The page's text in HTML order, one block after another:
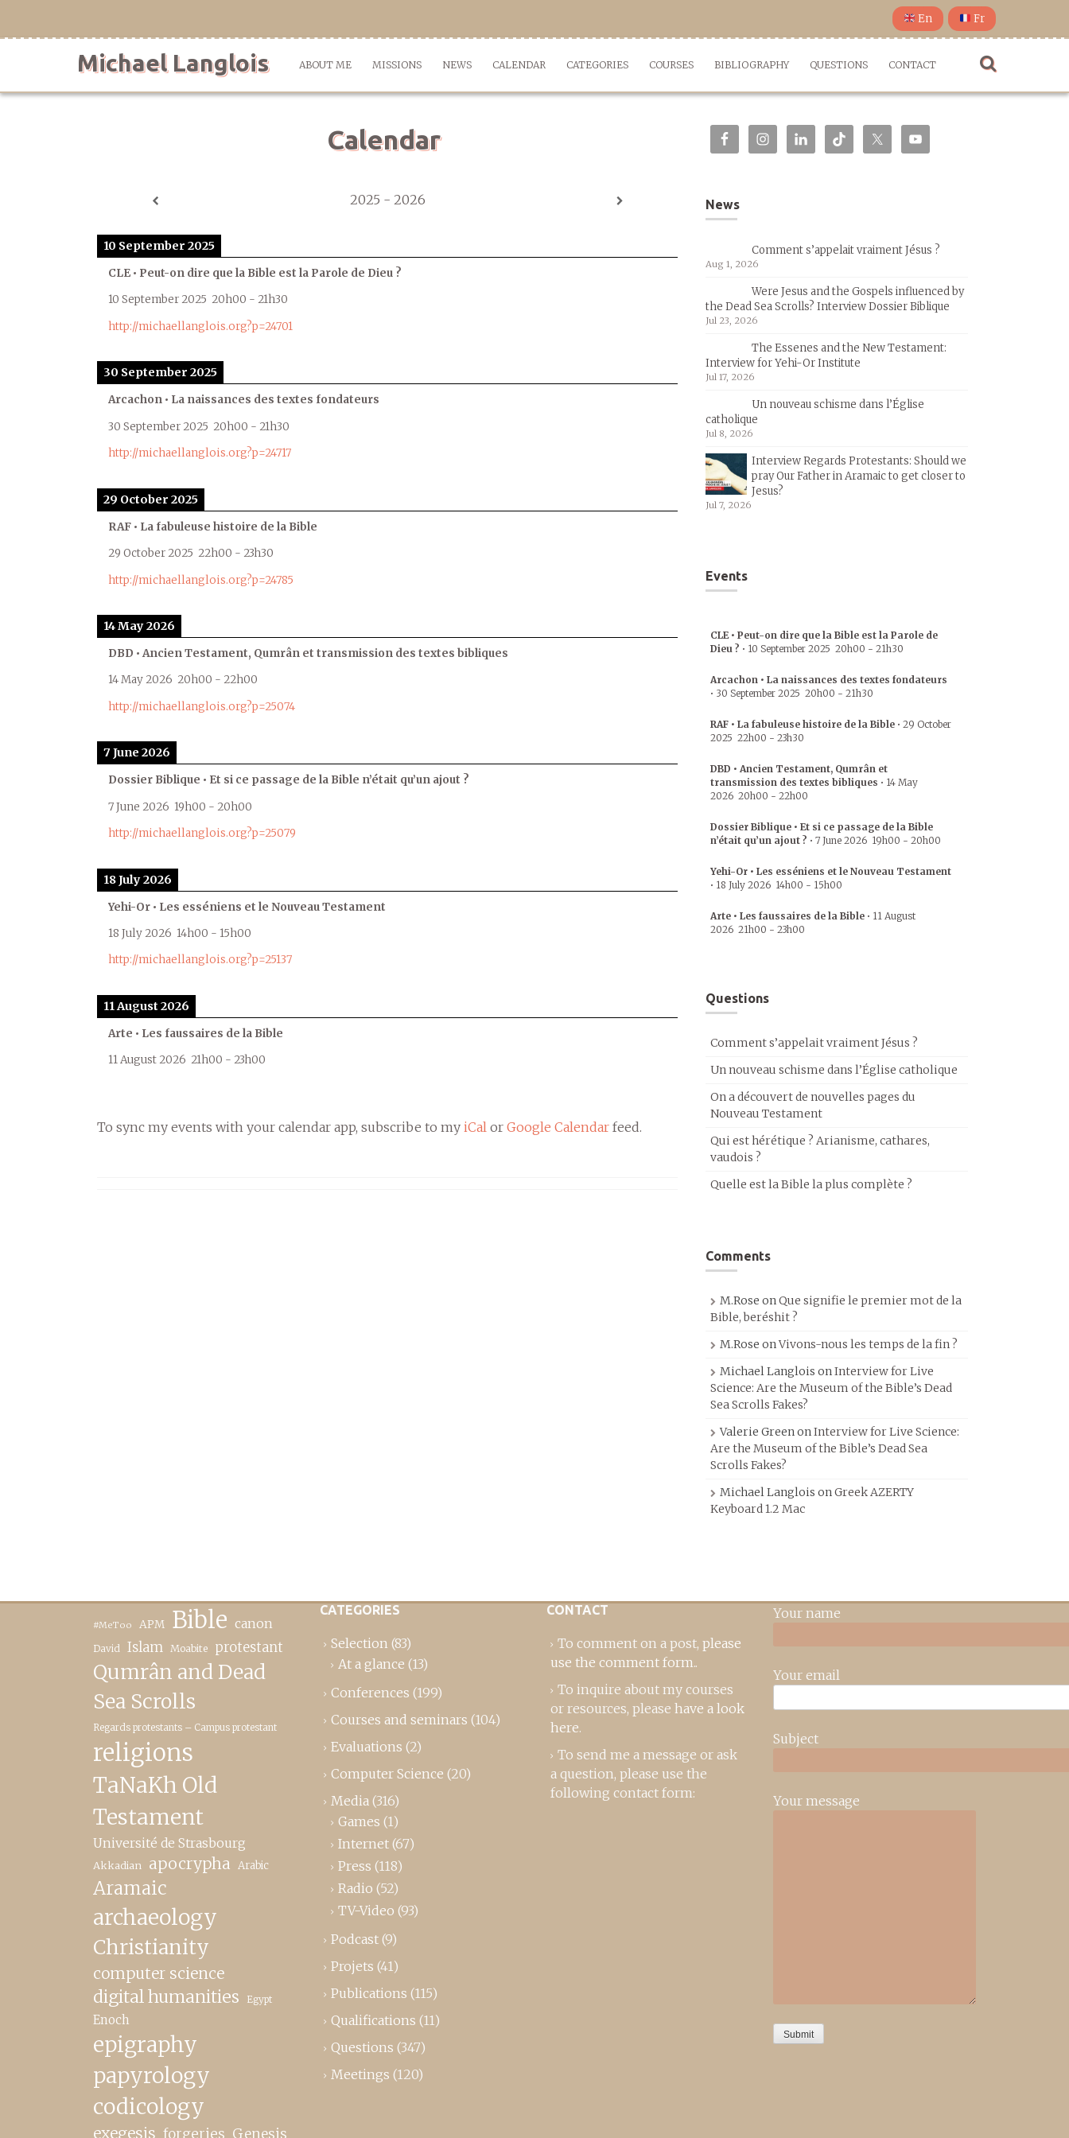
En Fr
Michael Langlois ABOUT ME MISSIONS NEWS CALENDAR CATEGORIES COURSES BIBLIOGRAPHY QUESTIONS CONTACT
Calendar
2025 - 2026
10 September 2025
CLE • Peut-on dire que la Bible est la Parole de Dieu ?
10 September 2025 20h00 - 21h30
http://michaellanglois.org?p=24701
30 September 2025
Arcachon • La naissances des textes fondateurs
30 September 2025 20h00 - 21h30
http://michaellanglois.org?p=24717
29 October 2025
RAF • La fabuleuse histoire de la Bible
29 October 2025 22h00 - 23h30
http://michaellanglois.org?p=24785
14 May 2026
DBD • Ancien Testament, Qumrân et transmission des textes bibliques
14 May 2026 20h00 - 22h00
http://michaellanglois.org?p=25074
7 June 2026
Dossier Biblique • Et si ce passage de la Bible n’était qu’un ajout ?
7 June 2026 19h00 - 20h00
http://michaellanglois.org?p=25079
18 July 2026
Yehi-Or • Les esséniens et le Nouveau Testament
18 July 2026 14h00 - 15h00
http://michaellanglois.org?p=25137
11 August 2026
Arte • Les faussaires de la Bible
11 August 2026 21h00 - 23h00
To sync my events with your calendar app, subscribe to my iCal or Google Calendar feed.
News
Comment s’appelait vraiment Jésus ?
Aug 1, 2026
Were Jesus and the Gospels influenced by
the Dead Sea Scrolls? Interview Dossier Biblique
Jul 23, 2026
The Essenes and the New Testament:
Interview for Yehi-Or Institute
Jul 17, 2026
Un nouveau schisme dans l’Église
catholique
Jul 8, 2026
Interview Regards Protestants: Should we
pray Our Father in Aramaic to get closer to
Jesus?
Jul 7, 2026
Events
CLE • Peut-on dire que la Bible est la Parole de
Dieu ? • 10 September 2025 20h00 - 21h30
Arcachon • La naissances des textes fondateurs
• 30 September 2025 20h00 - 21h30
RAF • La fabuleuse histoire de la Bible • 29 October
2025 22h00 - 23h30
DBD • Ancien Testament, Qumrân et
transmission des textes bibliques • 14 May
2026 20h00 - 22h00
Dossier Biblique • Et si ce passage de la Bible
n’était qu’un ajout ? • 7 June 2026 19h00 - 20h00
Yehi-Or • Les esséniens et le Nouveau Testament
• 18 July 2026 14h00 - 15h00
Arte • Les faussaires de la Bible • 11 August
2026 21h00 - 23h00
Questions
Comment s’appelait vraiment Jésus ?
Un nouveau schisme dans l’Église catholique
On a découvert de nouvelles pages du
Nouveau Testament
Qui est hérétique ? Arianisme, cathares,
vaudois ?
Quelle est la Bible la plus complète ?
Comments
M.Rose onQue signifie le premier mot de la
Bible, beréshit ?
M.Rose onVivons-nous les temps de la fin ?
Michael Langlois onInterview for Live
Science: Are the Museum of the Bible’s Dead
Sea Scrolls Fakes?
Valerie GreenonInterview for Live Science:
Are the Museum of the Bible’s Dead Sea
Scrolls Fakes?
Michael Langlois onGreek AZERTY
Keyboard 1.2 Mac
#MeToo APM Bible canon
David Islam Moabite protestant
Qumrân and Dead
Sea Scrolls
Regards protestants – Campus protestant
religions
TaNaKh Old
Testament
Université de Strasbourg
Akkadian apocrypha Arabic
Aramaic
archaeology
Christianity
computer science
digital humanities Egypt
Enoch
epigraphy
papyrology
codicology
exegesis forgeries Genesis
CATEGORIES
Selection (83)
At a glance (13)
Conferences (199)
Courses and seminars (104)
Evaluations (2)
Computer Science (20)
Media (316)
Games (1)
Internet (67)
Press (118)
Radio (52)
TV-Video (93)
Podcast (9)
Projets (41)
Publications (115)
Qualifications (11)
Questions (347)
Meetings (120)
CONTACT
To comment on a post, please
use the comment form..
To inquire about my courses
or resources, please have a look
here.
To send me a message or ask
a question, please use the
following contact form:
Your name
Your email
Subject
Your message